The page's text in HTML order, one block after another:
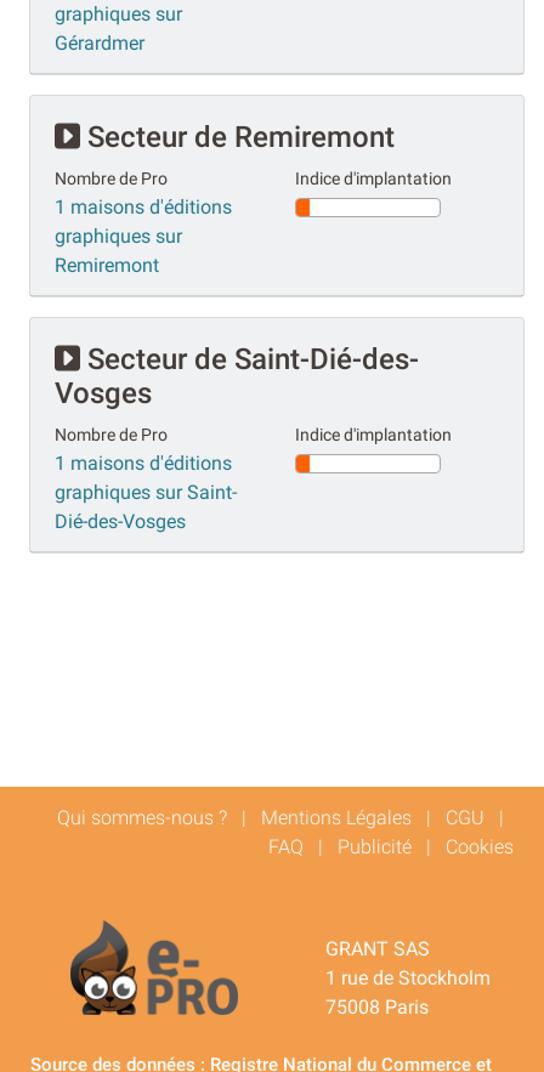
graphiques sur
Gérardmer
Secteur de Remiremont
Nombre de Pro
1 maisons d'éditions
graphiques sur
Remiremont
Indice d'implantation
Secteur de Saint-Dié-des-
Vosges
Nombre de Pro
1 maisons d'éditions
graphiques sur Saint-
Dié-des-Vosges
Indice d'implantation
Qui sommes-nous ? | Mentions Légales | CGU |
FAQ | Publicité | Cookies
GRANT SAS
1 rue de Stockholm
75008 Paris
Source des données : Registre National du Commerce et